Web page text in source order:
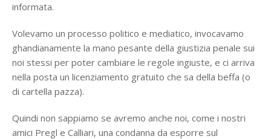
informata.
Volevamo un processo politico e mediatico, invocavamo
ghandianamente la mano pesante della giustizia penale sui
noi stessi per poter cambiare le regole ingiuste, e ci arriva
nella posta un licenziamento gratuito che sa della beffa (o
di cartella pazza).
Quindi non sappiamo se avremo anche noi, come i nostri
amici Pregl e Calliari, una condanna da esporre sul